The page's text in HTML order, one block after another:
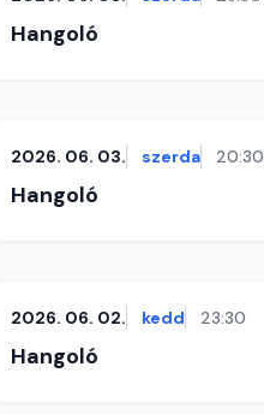
Hangoló
2026. 06. 03. szerda 20:30
Hangoló
2026. 06. 02. kedd 23:30
Hangoló